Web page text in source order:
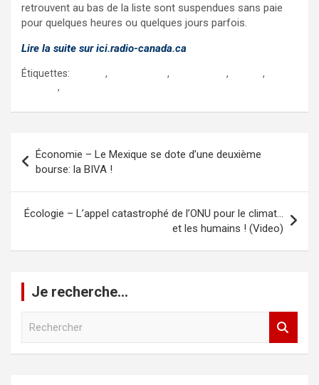
retrouvent au bas de la liste sont suspendues sans paie
pour quelques heures ou quelques jours parfois.
Lire la suite surici.radio-canada.ca
Étiquettes: , , ,
,
,
Navigation
de
l’article
Économie – Le Mexique se dote d’une deuxième
bourse: la BIVA !
Écologie – L’appel catastrophé de l’ONU pour le climat…
et les humains ! (Video)
Je recherche…